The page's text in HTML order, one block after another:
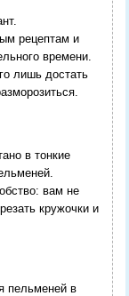
рецептам и
времени.
лишь достать
в тонкие
вам не
кружочки и
пельменей в